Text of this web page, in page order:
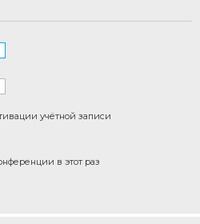
учётной записи
в этот раз